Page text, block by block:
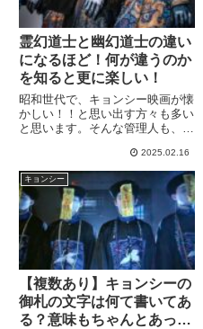
霊幻道士と幽幻道士の違い
になるほど！何が違うのか
を知ると更に楽しい！
昭和世代で、キョンシー映画が懐
かしい！！と思い出す方々も多い
と思います。そんな管理人も、キ
霊幻道士ってテンテンちゃんの映
画？幽幻道士と霊幻道士の違いは
何？自分が好きなキョンシー映画
はどっちだった？と、大人にな
っ...
2025.02.16
キョンシー
【複数あり】キョンシーの
御札の文字は何て書いてあ
る？意味もちゃんとあっ